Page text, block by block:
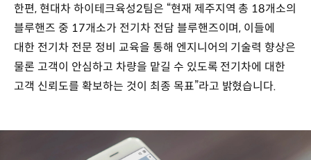
한편, 현대차 하이테크육성2팀은 “현재 제주지역 총 18개소의
블루핸즈 중 17개소가 전기차 전담 블루핸즈이며, 이들에
대한 전기차 전문 정비 교육을 통해 엔지니어의 기술력 향상은
물론 고객이 안심하고 차량을 맡길 수 있도록 전기차에 대한
고객 신뢰도를 확보하는 것이 최종 목표”라고 밝혔습니다.